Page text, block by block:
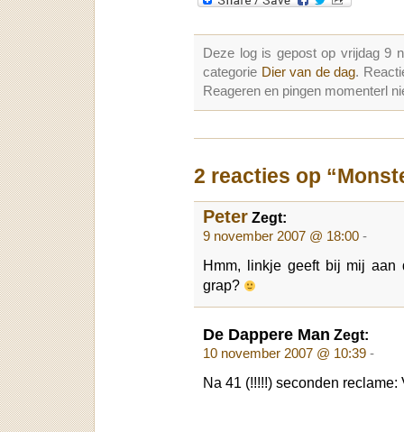
Deze log is gepost op vrijdag 9
categorie Dier van de dag.
Reageren en pingen momenterl
2 reacties op
Peter Zegt:
9 november 2007 @ 18:00 -
Hmm, linkje geeft bij mij aan
grap?
De Dappere Man Zegt:
10 november 2007 @ 10:39 -
Na 41 (!!!!!) seconden